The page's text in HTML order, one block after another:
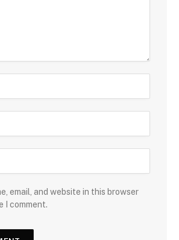
email, and website in this browser
I comment.